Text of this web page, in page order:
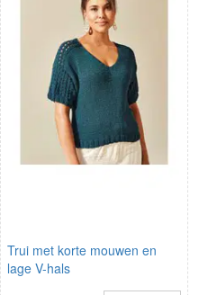
Trui met korte mouwen en
lage V-hals